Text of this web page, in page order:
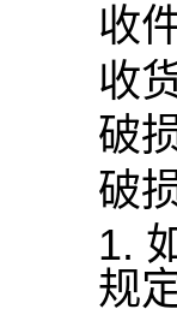
收
收
破
破
1.
规